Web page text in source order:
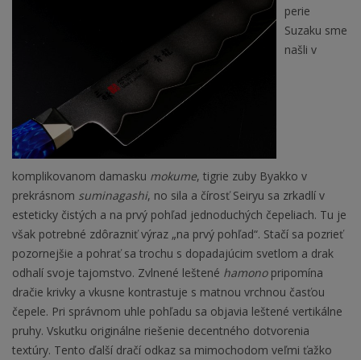
perie
Suzaku sme
našli v
komplikovanom damasku mokume, tigrie zuby Byakko v
prekrásnom suminagashi, no sila a čírosť Seiryu sa zrkadlí v
esteticky čistých a na prvý pohľad jednoduchých čepeliach. Tu je
však potrebné zdôrazniť výraz „na prvý pohľad“. Stačí sa pozrieť
pozornejšie a pohrať sa trochu s dopadajúcim svetlom a drak
odhalí svoje tajomstvo. Zvlnené leštené hamonopripomína
dračie krivky a vkusne kontrastuje s matnou vrchnou časťou
čepele. Pri správnom uhle pohľadu sa objavia leštené vertikálne
pruhy. Vskutku originálne riešenie decentného dotvorenia
textúry. Tento ďalší dračí odkaz sa mimochodom veľmi ťažko